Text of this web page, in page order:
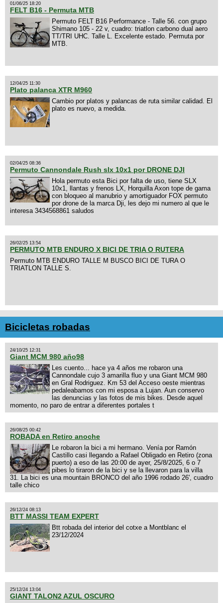
01/06/25 18:20
FELT B16 - Permuta MTB
Permuto FELT B16 Performance - Talle 56. con grupo
Shimano 105 - 22 v, cuadro: triatlon carbono dual aero
TT/TRI UHC. Talle L. Excelente estado. Permuta por
MTB.
12/04/25 11:30
Plato palanca XTR M960
Cambio por platos y palancas de ruta similar calidad. El
plato es nuevo, a medida.
02/04/25 08:36
Permuto Cannondale Rush slx 10x1 por DRONE DJI
Hola permuto esta Bici por falta de uso, tiene SLX
10x1, llantas y frenos LX, Horquilla Axon tope de gama
con bloqueo al manubrio y amortiguador FOX permuto
por drone de la marca Dji, les dejo mi numero al que le
interesa 3434568861 saludos
26/02/25 13:54
PERMUTO MTB ENDURO X BICI DE TRIA O RUTERA
Permuto MTB ENDURO TALLE M BUSCO BICI DE TURA O
TRIATLON TALLE S.
Bicicletas robadas
24/10/25 12:31
Giant MCM 980 año98
Les cuento... hace ya 4 años me robaron una
Cannondale cujo 3 amarilla fluo y una Giant MCM 980
en Gral Rodriguez. Km 53 del Acceso oeste mientras
pedaleabamos con mi esposa a Lujan. Aun conservo
las denuncias y las fotos de mis bikes. Desde aquel
momento, no paro de entrar a diferentes portales t
26/08/25 00:42
ROBADA en Retiro anoche
Le robaron la bici a mi hermano. Venía por Ramón
Castillo casi llegando a Rafael Obligado en Retiro (zona
puerto) a eso de las 20:00 de ayer, 25/8/2025, 6 o 7
pibes lo tiraron de la bici y se la llevaron para la villa
31. La bici es una mountain BRONCO del año 1996 rodado 26', cuadro
talle chico
26/12/24 08:13
BTT MASSI TEAM EXPERT
Btt robada del interior del cotxe a Montblanc el
23/12/2024
25/12/24 13:04
GIANT TALON2 AZUL OSCURO